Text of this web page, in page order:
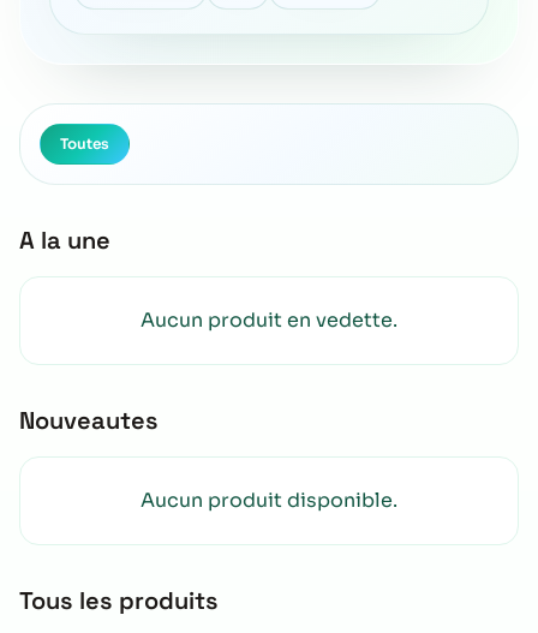
Toutes
A la une
Aucun produit en vedette.
Nouveautes
Aucun produit disponible.
Tous les produits